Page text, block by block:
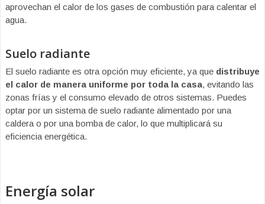
aprovechan el calor de los gases de combustión para calentar el
agua.
Suelo radiante
El suelo radiante es otra opción muy eficiente, ya que distribuye
el calor de manera uniforme por toda la casa, evitando las
zonas frías y el consumo elevado de otros sistemas. Puedes
optar por un sistema de suelo radiante alimentado por una
caldera o por una bomba de calor, lo que multiplicará su
eficiencia energética.
Energía solar